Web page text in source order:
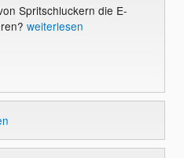
Spritschluckern die E-
weiterlesen